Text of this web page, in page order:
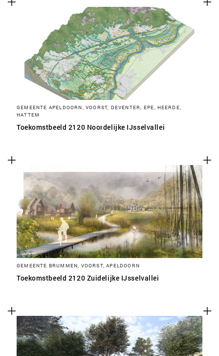
GEMEENTE APELDOORN, VOORST, DEVENTER, EPE, HEERDE,
HATTEM
Toekomstbeeld 2120 Noordelijke IJsselvallei
GEMEENTE BRUMMEN, VOORST, APELDOORN
Toekomstbeeld 2120 Zuidelijke IJsselvallei